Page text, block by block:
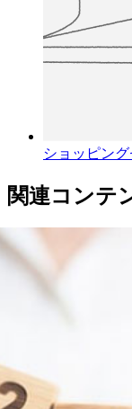
ショッピン
関連コンテ